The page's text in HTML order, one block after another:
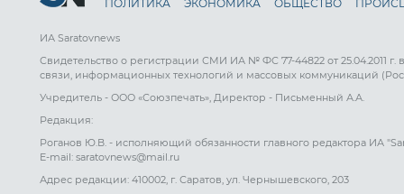
ПОЛИТИКА ЭКОНОМИКА ОБЩЕСТВО
ИА Saratovnews
Свидетельство о регистрации СМИ ИА № ФС 77-44822 от 25.04.2011
связи, информационных технологий и массовых коммуникаций
Учредитель - ООО «Союзпечать», Директор - Письменный А.А.
Редакция:
Роганов Ю.В. - исполняющий обязанности главного редактора ИА
E-mail: saratovnews@mail.ru
Адрес редакции: 410002, г. Саратов, ул. Чернышевского, 203